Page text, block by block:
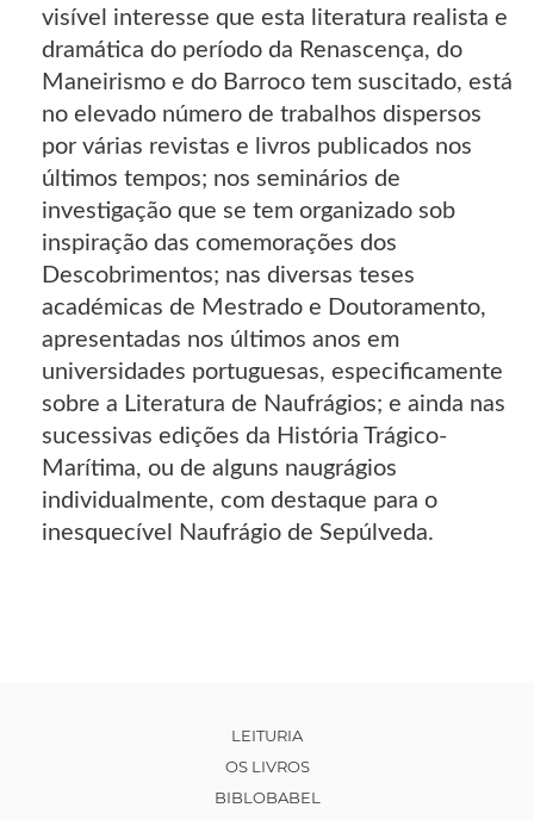
visível interesse que esta literatura realista e
dramática do período da Renascença, do
Maneirismo e do Barroco tem suscitado, está
no elevado número de trabalhos dispersos
por várias revistas e livros publicados nos
últimos tempos; nos seminários de
investigação que se tem organizado sob
inspiração das comemorações dos
Descobrimentos; nas diversas teses
académicas de Mestrado e Doutoramento,
apresentadas nos últimos anos em
universidades portuguesas, especificamente
sobre a Literatura de Naufrágios; e ainda nas
sucessivas edições da História Trágico-
Marítima, ou de alguns naugrágios
individualmente, com destaque para o
inesquecível Naufrágio de Sepúlveda.
LEITURIA
OS LIVROS
BIBLOBABEL